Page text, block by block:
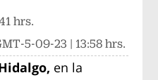
hrs.
5-09-23 | 13:58 hrs.
en la